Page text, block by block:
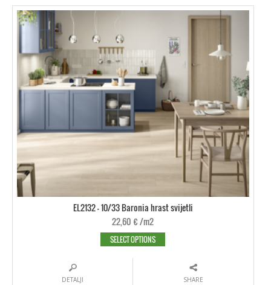
EL2132 - 10/33 Baronia hrast svijetli
22,60 €/m2
SELECT OPTIONS
DETALJI SHARE